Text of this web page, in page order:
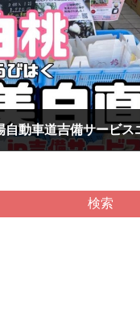
検索